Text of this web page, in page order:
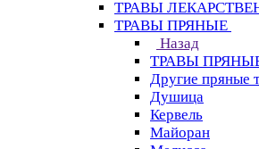
ТРАВЫ
ТРАВЫ ПРЯНЫЕ
Назад
ТРАВЫ
Другие пряные
Душица
Кервель
Майоран